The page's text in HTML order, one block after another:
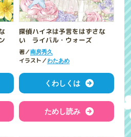
探偵ハイネは予言をはずさな
い ライバル・ウォーズ
著／南房秀久
イラスト／わたあめ
くわしくは
ためし読み